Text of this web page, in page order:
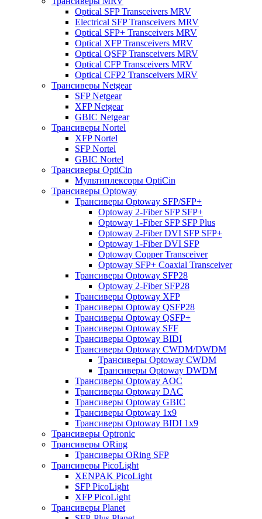
Optical SFP Transceivers MRV
Electrical SFP Transceivers MRV
Optical SFP+ Transceivers MRV
Optical XFP Transceivers MRV
Optical QSFP Transceivers MRV
Optical CFP Transceivers MRV
Optical CFP2 Transceivers MRV
Трансиверы Netgear
SFP Netgear
XFP Netgear
GBIC Netgear
Трансиверы Nortel
XFP Nortel
SFP Nortel
GBIC Nortel
Трансиверы OptiCin
Мультиплексоры OptiCin
Трансиверы Optoway
Трансиверы Optoway SFP/SFP+
Optoway 2-Fiber SFP SFP+
Optoway 1-Fiber SFP SFP Plus
Optoway 2-Fiber DVI SFP SFP+
Optoway 1-Fiber DVI SFP
Optoway Copper Transceiver
Optoway SFP+ Coaxial Transceiver
Трансиверы Optoway SFP28
Optoway 2-Fiber SFP28
Трансиверы Optoway XFP
Трансиверы Optoway QSFP28
Трансиверы Optoway QSFP+
Трансиверы Optoway SFF
Трансиверы Optoway BIDI
Трансиверы Optoway CWDM/DWDM
Трансиверы Optoway CWDM
Трансиверы Optoway DWDM
Трансиверы Optoway AOC
Трансиверы Optoway DAC
Трансиверы Optoway GBIC
Трансиверы Optoway 1х9
Трансиверы Optoway BIDI 1x9
Трансиверы Optronic
Трансиверы ORing
Трансиверы ORing SFP
Трансиверы PicoLight
XENPAK PicoLight
SFP PicoLight
XFP PicoLight
Трансиверы Planet